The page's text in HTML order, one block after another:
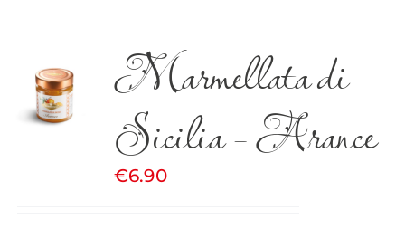
Marmellata di
Sicilia – Arance
€6.90